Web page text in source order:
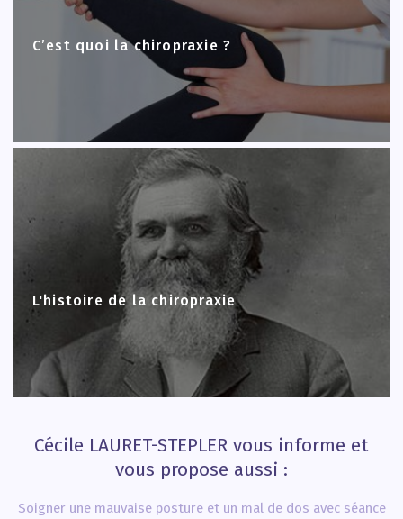
C’est quoi la chiropraxie ?
L'histoire de la chiropraxie
Cécile LAURET-STEPLER vous informe et
vous propose aussi :
Soigner une mauvaise posture et un mal de dos avec séance